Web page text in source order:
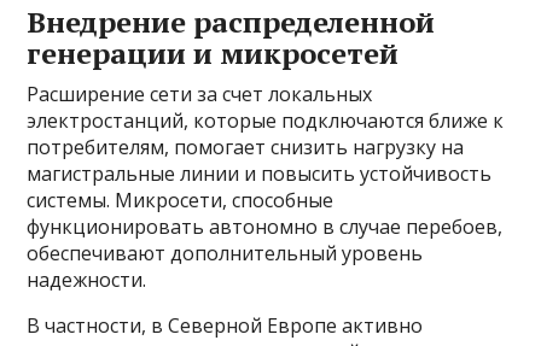
Внедрение распределенной
генерации и микросетей
Расширение сети за счет локальных
электростанций, которые подключаются ближе к
потребителям, помогает снизить нагрузку на
магистральные линии и повысить устойчивость
системы. Микросети, способные
функционировать автономно в случае перебоев,
обеспечивают дополнительный уровень
надежности.
В частности, в Северной Европе активно